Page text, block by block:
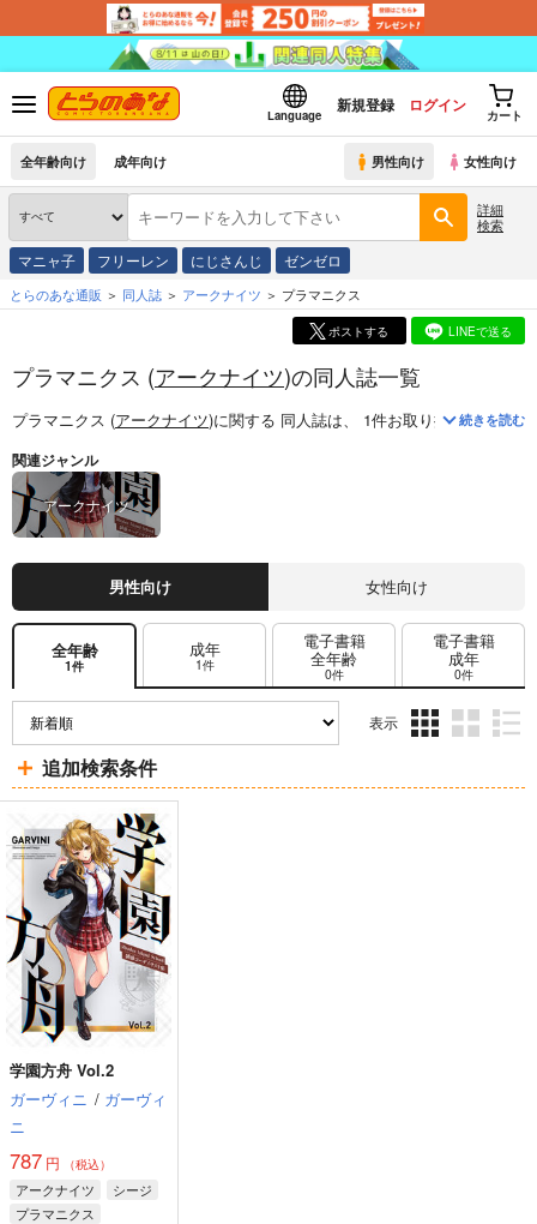
Language
新規登録 ログイン
カート
全年齢向け 成年向け 男性向け 女性向け
詳細
検索
マニャ子 フリーレン にじさんじ ゼンゼロ
とらのあな通販 同人誌 アークナイツ プラマニクス
ポストする LINEで送る
プラマニクス (アークナイツ)の同人誌一覧
プラマニクス (アークナイツ)に関する 同人誌は、 1件お取り扱いがござい
続きを読む
関連ジャンル
アークナイツ
男性向け 女性向け
全年齢
1件
成年
1件
電子書籍
全年齢
0件
電子書籍
成年
0件
表示
ム
ム
ム
追加検索条件
学園方舟 Vol.2
ガーヴィニ / ガーヴィ
ニ
787 円 （税込）
アークナイツ
シージ
プラマニクス